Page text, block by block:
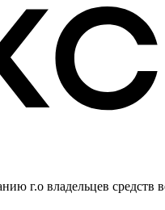
г.о владельцев средств